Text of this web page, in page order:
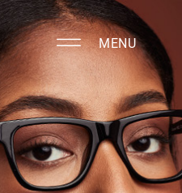
MENU